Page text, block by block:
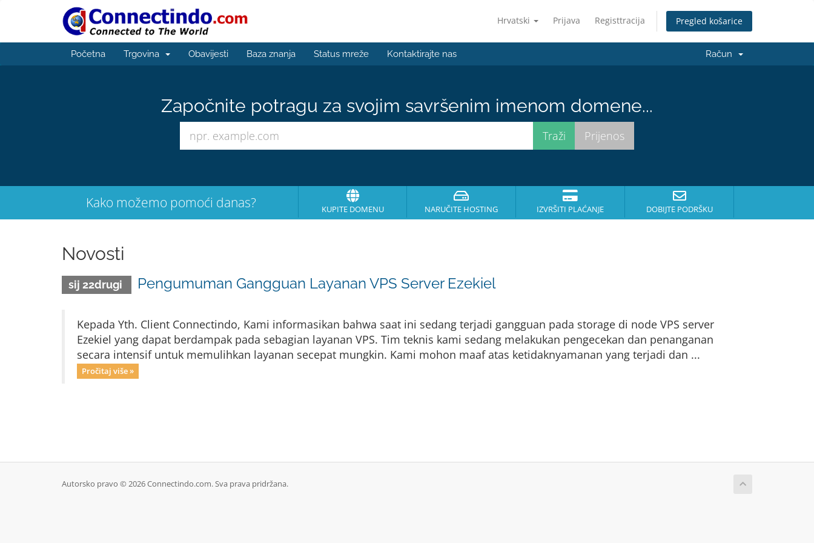
Hrvatski Prijava Registtracija Pregled košarice
Početna Trgovina Obavijesti Baza znanja Status mreže Kontaktirajte nas Račun
Započnite potragu za svojim savršenim imenom domene...
Kako možemo pomoći danas? KUPITE DOMENU NARUČITE HOSTING IZVRŠITI PLAĆANJE DOBIJTE PODRŠKU
Novosti
sij 22drugi Pengumuman Gangguan Layanan VPS Server Ezekiel
Kepada Yth. Client Connectindo, Kami informasikan bahwa saat ini sedang terjadi gangguan pada storage di node VPS server
Ezekiel yang dapat berdampak pada sebagian layanan VPS. Tim teknis kami sedang melakukan pengecekan dan penanganan
secara intensif untuk memulihkan layanan secepat mungkin. Kami mohon maaf atas ketidaknyamanan yang terjadi dan ...
Pročitaj više »
Autorsko pravo © 2026 Connectindo.com. Sva prava pridržana.